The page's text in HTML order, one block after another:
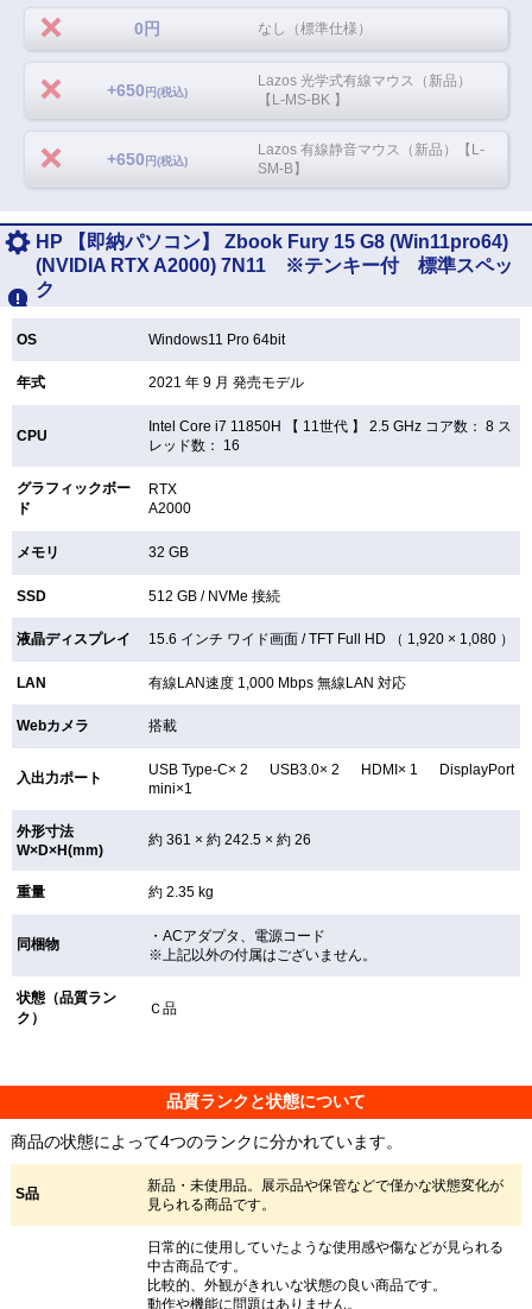
0円 なし（標準仕様）
+650 円(税込)
Lazos 光学式有線マウス（新品）
【L-MS-BK 】
+650 円(税込)
Lazos 有線静音マウス（新品）【L-
SM-B】
HP 【即納パソコン】 Zbook Fury 15 G8 (Win11pro64)
(NVIDIA RTX A2000) 7N11 ※テンキー付 標準スペッ
ク
OS Windows11 Pro 64bit
年式 2021 年 9 月 発売モデル
CPU
Intel Core i7 11850H 【 11世代 】 2.5 GHz コア数： 8 ス
レッド数： 16
グラフィックボー
ド
RTX
A2000
メモリ 32 GB
SSD 512 GB / NVMe 接続
液晶ディスプレイ 15.6 インチ ワイド画面 /TFT Full HD （ 1,920 × 1,080 ）
LAN 有線LAN速度 1,000 Mbps 無線LAN対応
Webカメラ 搭載
入出力ポート
USB Type-C× 2 USB3.0× 2 HDMI× 1 DisplayPort
mini×1
外形寸法
W×D×H(mm)
約 361 × 約 242.5 × 約 26
重量 約 2.35 kg
同梱物
・ACアダプタ、電源コード
※上記以外の付属はございません。
状態（品質ラン
ク）
Ｃ品
品質ランクと状態について
商品の状態によって4つのランクに分かれています。
S品
新品・未使用品。展示品や保管などで僅かな状態変化が
見られる商品です。
日常的に使用していたような使用感や傷などが見られる
中古商品です。
比較的、外観がきれいな状態の良い商品です。
動作や機能に問題はありません。